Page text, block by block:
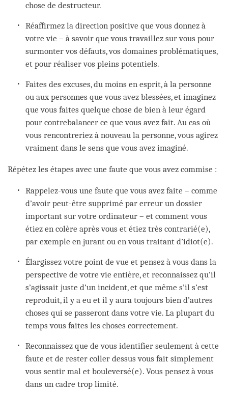
chose de destructeur.
Réaffirmez la direction positive que vous donnez à
votre vie – à savoir que vous travaillez sur vous pour
surmonter vos défauts, vos domaines problématiques,
et pour réaliser vos pleins potentiels.
Faites des excuses, du moins en esprit, à la personne
ou aux personnes que vous avez blessées, et imaginez
que vous faites quelque chose de bien à leur égard
pour contrebalancer ce que vous avez fait. Au cas où
vous rencontreriez à nouveau la personne, vous agirez
vraiment dans le sens que vous avez imaginé.
Répétez les étapes avec une faute que vous avez commise :
Rappelez-vous une faute que vous avez faite – comme
d’avoir peut-être supprimé par erreur un dossier
important sur votre ordinateur – et comment vous
étiez en colère après vous et étiez très contrarié(e),
par exemple en jurant ou en vous traitant d’idiot(e).
Élargissez votre point de vue et pensez à vous dans la
perspective de votre vie entière, et reconnaissez qu’il
s’agissait juste d’un incident, et que même s’il s’est
reproduit, il y a eu et il y aura toujours bien d’autres
choses qui se passeront dans votre vie. La plupart du
temps vous faites les choses correctement.
Reconnaissez que de vous identifier seulement à cette
faute et de rester coller dessus vous fait simplement
vous sentir mal et bouleversé(e). Vous pensez à vous
dans un cadre trop limité.